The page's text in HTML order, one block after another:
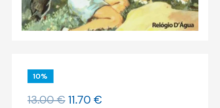
10%
13.00€ O
11.70 €